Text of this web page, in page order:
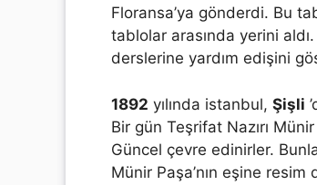
Floransa’ya gönderdi. Bu
tablolar arasında yerini
derslerine yardım edişini
1892 yılında istanbul, Şişli
Bir gün Teşrifat Nazırı
Güncel çevre edinirler.
Münir Paşa’nın eşine